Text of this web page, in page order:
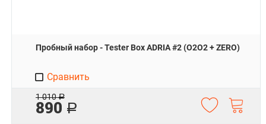
Пробный набор - Tester Box ADRIA #2 (O2O2 + ZERO)
1 010 Р
890 Р
Сравнить